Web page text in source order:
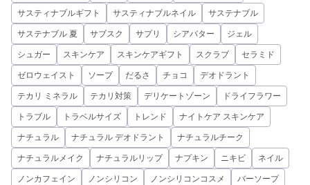
サスティナブルギフト サスティナブルネイル サステナブル
サステナブル 夏 サブスク サプリ シアバター ジェル
シュガー スキンケア スキンケアギフト スクラブ セラミド
ゼロウェイスト ソープ だるさ チョコ デオドラント
テカリ ミネラル テカリ対策 デリケートゾーン ドライフラワー
トラブル トラベルサイズ トレンド ナイトケア スキンケア
ナチュラル ナチュラル デオドラント ナチュラルチーク
ナチュラルメイク ナチュラルリップ ナプキン ニキビ ネイル
ノンカフェイン ノンシリコン ノンシリコンコスメ バーソープ